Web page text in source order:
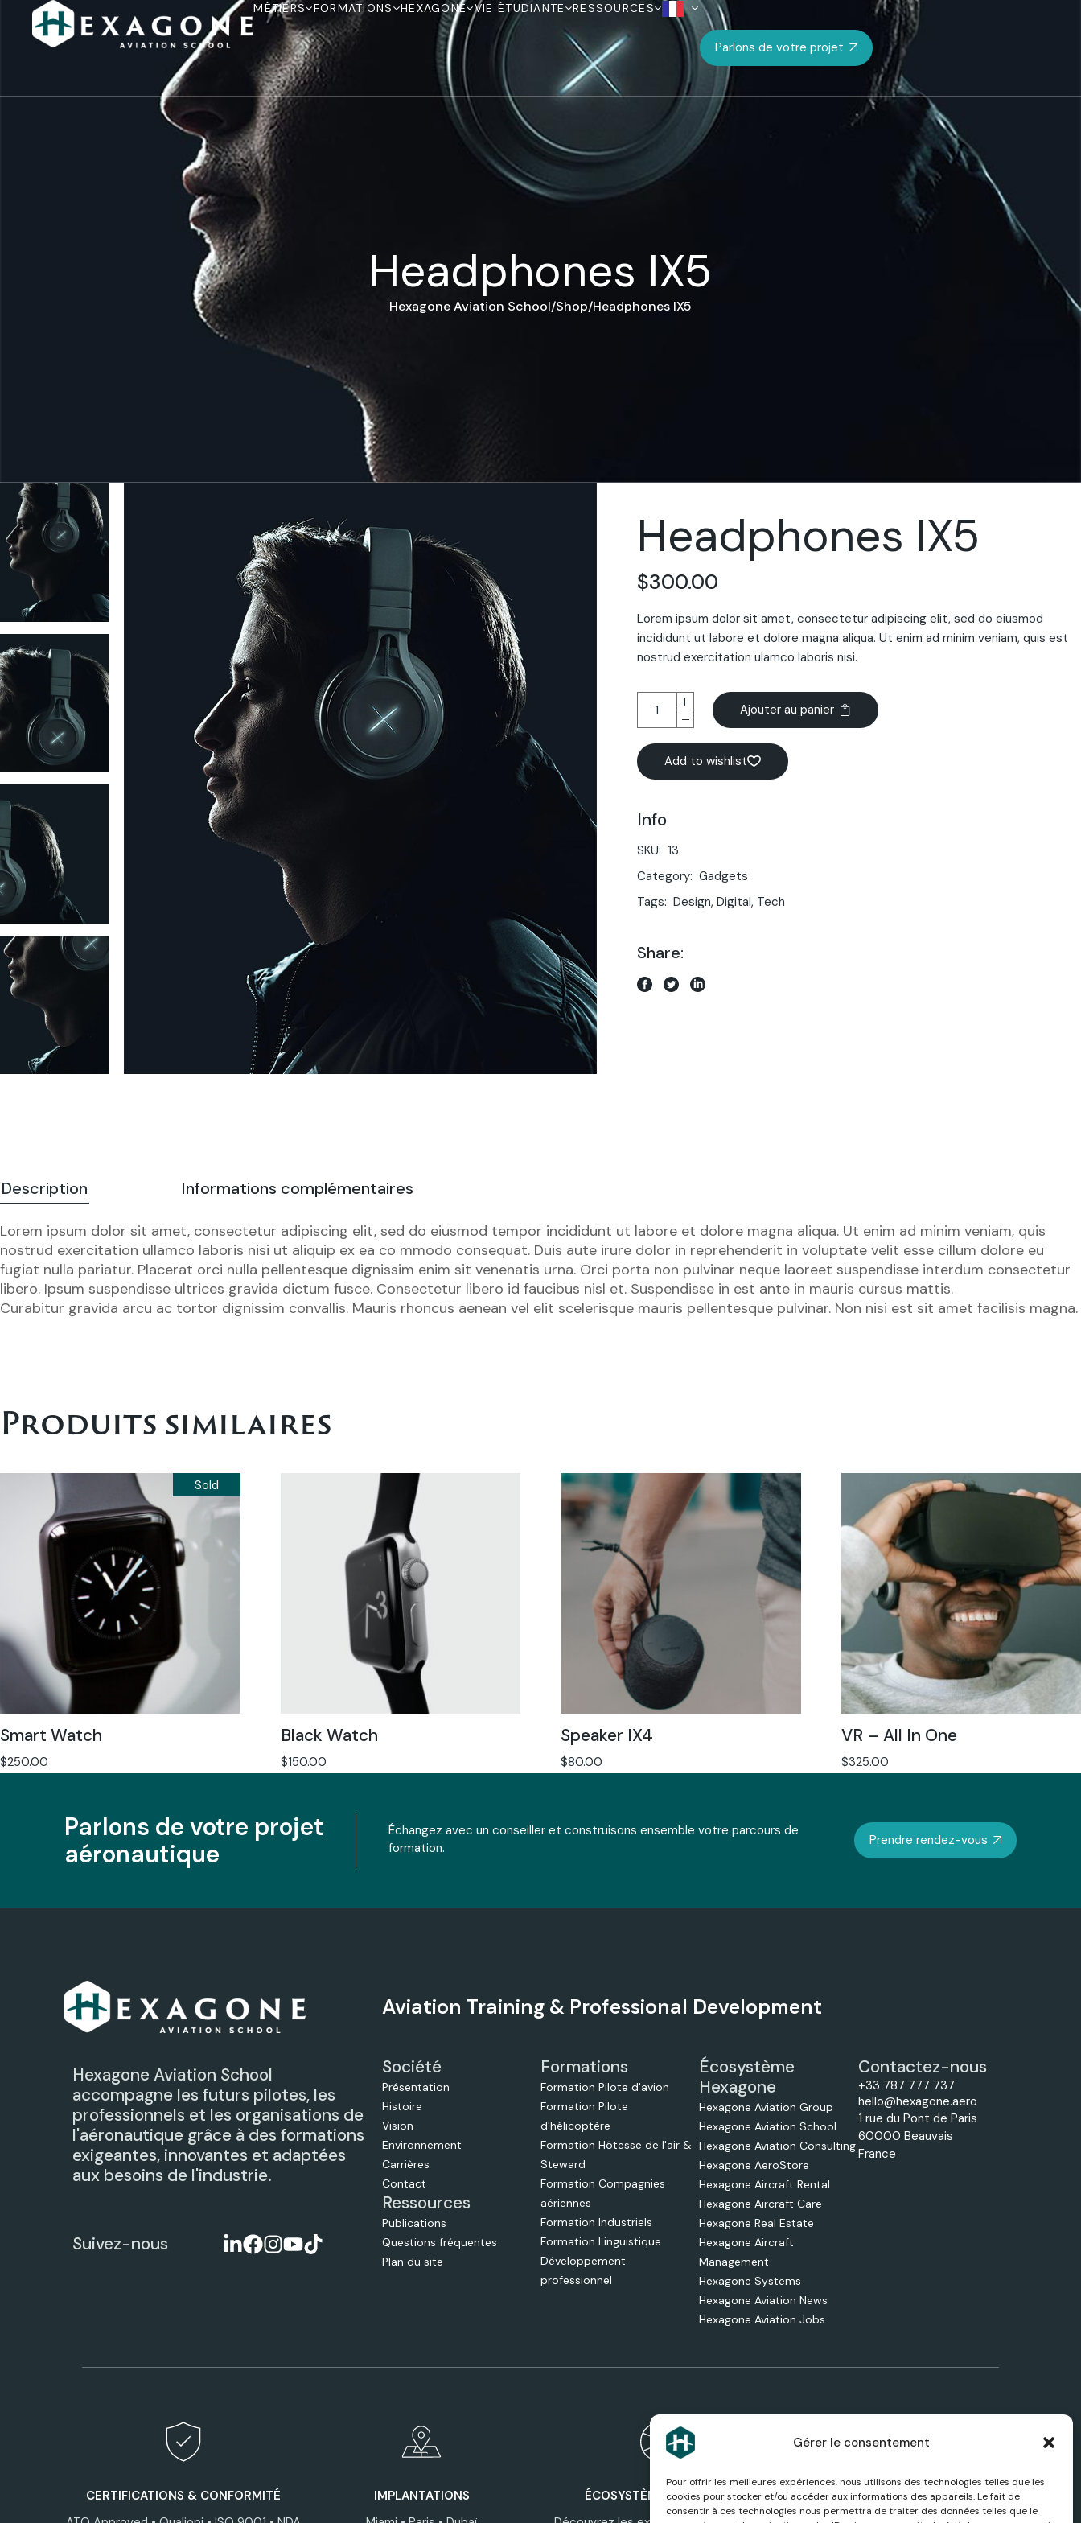
Gérer le consentement
Pour offrir les meilleures expériences, nous utilisons des technologies telles que les
cookies pour stocker et/ou accéder aux informations des appareils. Le fait de
consentir à ces technologies nous permettra de traiter des données telles que le
MÉTIERS FORMATIONS HEXAGONE VIE ÉTUDIANTE RESSOURCES
Parlons de votre projet
Headphones IX5
Hexagone Aviation School Shop Headphones IX5
Headphones IX5
$300.00
Lorem ipsum dolor sit amet, consectetur adipiscing elit, sed do eiusmod
incididunt ut labore et dolore magna aliqua. Ut enim ad minim veniam, quis est
nostrud exercitation ulamco laboris nisi.
Ajouter au panier
Add to wishlist
Info
SKU: 13
Category: Gadgets
Tags: Design, Digital, Tech
Share:
Description Informations complémentaires
Lorem ipsum dolor sit amet, consectetur adipiscing elit, sed do eiusmod tempor incididunt ut labore et dolore magna aliqua. Ut enim ad minim veniam, quis
nostrud exercitation ullamco laboris nisi ut aliquip ex ea co mmodo consequat. Duis aute irure dolor in reprehenderit in voluptate velit esse cillum dolore eu
fugiat nulla pariatur. Placerat orci nulla pellentesque dignissim enim sit venenatis urna. Orci porta non pulvinar neque laoreet suspendisse interdum consectetur
libero. Ipsum suspendisse ultrices gravida dictum fusce. Consectetur libero id faucibus nisl et. Suspendisse in est ante in mauris cursus mattis.
Curabitur gravida arcu ac tortor dignissim convallis. Mauris rhoncus aenean vel elit scelerisque mauris pellentesque pulvinar. Non nisi est sit amet facilisis magna.
Produits similaires
Sold
Smart Watch
$250.00
Black Watch
$150.00
Speaker IX4
$80.00
VR – All In One
$325.00
Parlons de votre projet
aéronautique
Échangez avec un conseiller et construisons ensemble votre parcours de
formation.
Prendre rendez-vous
Aviation Training & Professional Development
Hexagone Aviation School
accompagne les futurs pilotes, les
professionnels et les organisations de
l'aéronautique grâce à des formations
exigeantes, innovantes et adaptées
aux besoins de l'industrie.
Suivez-nous
Société
Présentation
Histoire
Vision
Environnement
Carrières
Contact
Ressources
Publications
Questions fréquentes
Plan du site
Formations
Formation Pilote d'avion
Formation Pilote
d'hélicoptère
Formation Hôtesse de l'air &
Steward
Formation Compagnies
aériennes
Formation Industriels
Formation Linguistique
Développement
professionnel
Écosystème
Hexagone
Hexagone Aviation Group
Hexagone Aviation School
Hexagone Aviation Consulting
Hexagone AeroStore
Hexagone Aircraft Rental
Hexagone Aircraft Care
Hexagone Real Estate
Hexagone Aircraft
Management
Hexagone Systems
Hexagone Aviation News
Hexagone Aviation Jobs
Contactez-nous
+33 787 777 737
hello@hexagone.aero
1 rue du Pont de Paris
60000 Beauvais
France
CERTIFICATIONS & CONFORMITÉ
IMPLANTATIONS
ÉCOSYSTÈME HEXAGONE
ACTUALITÉS AÉRONAUTIQUES